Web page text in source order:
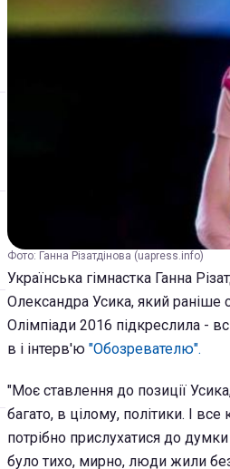
Фото: Ганна Різатдінова (uapress.info)
Українська гімнастка Ганна
Олександра Усика, який
Олімпіади 2016 підкреслила -
в і інтерв'ю "Обозревателю".
"Моє ставлення до позиції
багато, в цілому, політики. І
потрібно прислухатися до
було тихо, мирно, люди жили